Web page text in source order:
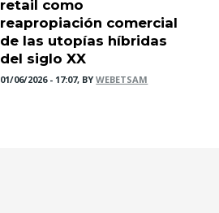
retail como
reapropiación comercial
de las utopías híbridas
del siglo XX
01/06/2026 - 17:07, BYWEBETSAM